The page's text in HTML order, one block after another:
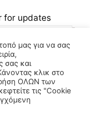
for updates
μας για να σας
σας και
κλικ στο
ΟΛΩΝ των
τις "Cookie